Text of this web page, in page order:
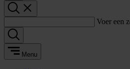
Voer een
Menu